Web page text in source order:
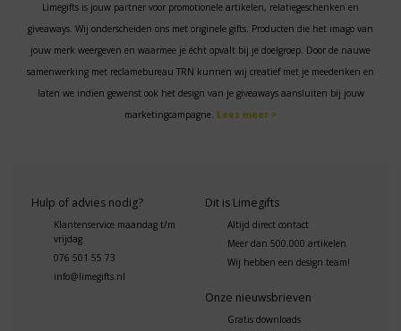
Limegifts is jouw partner voor promotionele artikelen, relatiegeschenken en
giveaways. Wij onderscheiden ons met originele gifts. Producten die het imago van
jouw merk weergeven en waarmee je écht opvalt bij je doelgroep. Door de nauwe
samenwerking met reclamebureau TRN kunnen wij creatief met je meedenken en
laten we indien gewenst ook het design van je giveaways aansluiten bij jouw
marketingcampagne. Lees meer >
Hulp of advies nodig?
Klantenservice maandag t/m
vrijdag
076 501 55 73
info@limegifts.nl
Dit is Limegifts
Altijd direct contact
Meer dan 500.000 artikelen
Wij hebben een design team!
Onze nieuwsbrieven
Gratis downloads